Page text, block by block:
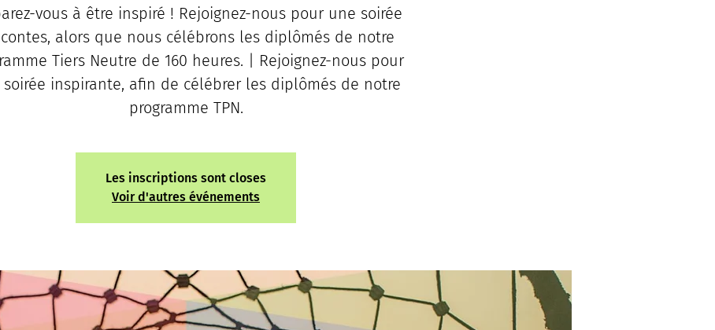
vous à être inspiré ! Rejoignez-nous pour une soirée
alors que nous célébrons les diplômés de notre
Tiers Neutre de 160 heures. | Rejoignez-nous pour
soirée inspirante, afin de célébrer les diplômés de notre
programme TPN.
Les inscriptions sont closes
Voir d'autres événements